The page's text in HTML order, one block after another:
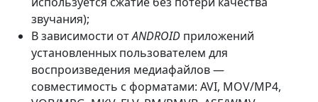
звучания);
В зависимости отANDROID приложений
установленных пользователем для
воспроизведения медиафайлов —
совместимость с форматами: AVI, MOV/MP4,